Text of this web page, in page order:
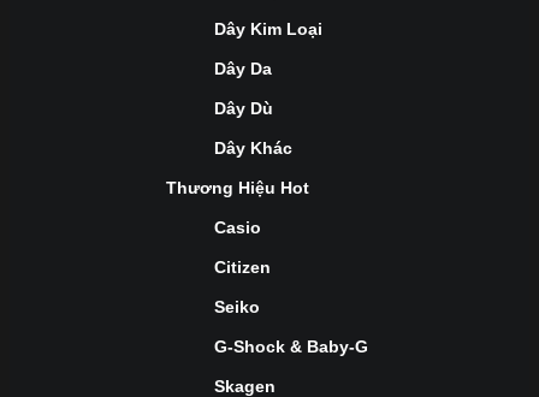
Dây Kim Loại
Dây Da
Dây Dù
Dây Khác
Thương Hiệu Hot
Casio
Citizen
Seiko
G-Shock & Baby-G
Skagen